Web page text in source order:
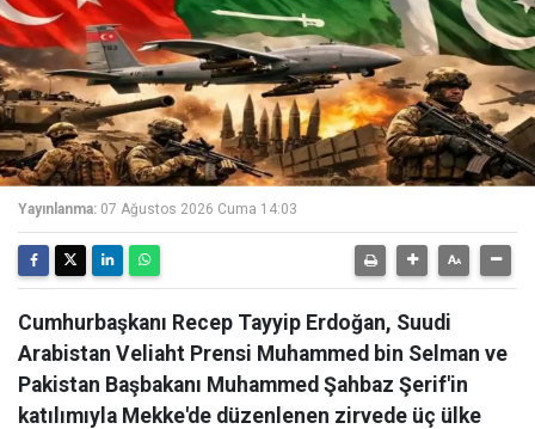
Yayınlanma: 07 Ağustos 2026 Cuma 14:03
Cumhurbaşkanı Recep Tayyip Erdoğan, Suudi
Arabistan Veliaht Prensi Muhammed bin Selman ve
Pakistan Başbakanı Muhammed Şahbaz Şerif'in
katılımıyla Mekke'de düzenlenen zirvede üç ülke